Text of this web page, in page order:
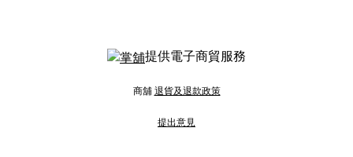
提供電子商貿服務
商舖 退貨及退款政策
提出意見